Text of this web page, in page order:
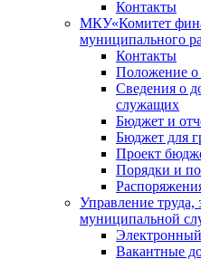
Контакты
МКУ«Комитет
муниципального
Контакты
Положение о
Сведения о
служащих
Бюджет и
Бюджет для
Проект
Порядки и
Управление труда,
муниципальной
Вакантные